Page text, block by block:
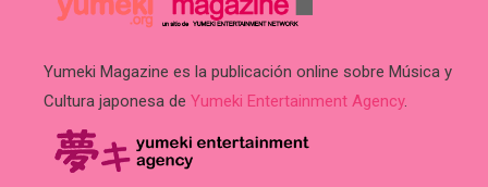
Yumeki Magazine es la publicación online sobre Música y
Cultura japonesa de Yumeki Entertainment Agency.